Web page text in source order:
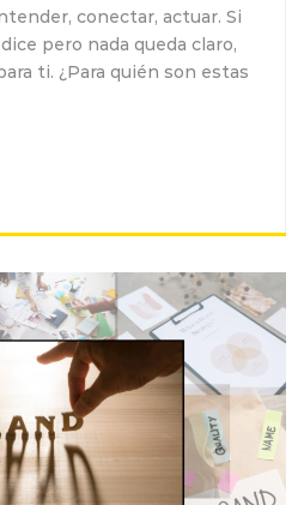
conectar, actuar. Si
pero nada queda claro,
ti. ¿Para quién son estas